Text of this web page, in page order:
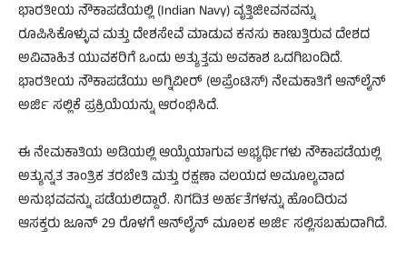
ಭಾರತೀಯ ನೌಕಾಪಡೆಯಲ್ಲಿ (Indian Navy) ವೃತ್ತಿಜೀವನವನ್ನು
ರೂಪಿಸಿಕೊಳ್ಳುವ ಮತ್ತು ದೇಶಸೇವೆ ಮಾಡುವ ಕನಸು ಕಾಣುತ್ತಿರುವ ದೇಶದ
ಅವಿವಾಹಿತ ಯುವಕರಿಗೆ ಒಂದು ಅತ್ಯುತ್ತಮ ಅವಕಾಶ ಒದಗಿಬಂದಿದೆ.
ಭಾರತೀಯ ನೌಕಾಪಡೆಯು ಅಗ್ನಿವೀರ್ (ಅಪ್ರೆಂಟಿಸ್) ನೇಮಕಾತಿಗೆ ಆನ್‌ಲೈನ್
ಅರ್ಜಿ ಸಲ್ಲಿಕೆ ಪ್ರಕ್ರಿಯೆಯನ್ನು ಆರಂಭಿಸಿದೆ.
ಈ ನೇಮಕಾತಿಯ ಅಡಿಯಲ್ಲಿ ಆಯ್ಕೆಯಾಗುವ ಅಭ್ಯರ್ಥಿಗಳು ನೌಕಾಪಡೆಯಲ್ಲಿ
ಅತ್ಯುನ್ನತ ತಾಂತ್ರಿಕ ತರಬೇತಿ ಮತ್ತು ರಕ್ಷಣಾ ವಲಯದ ಅಮೂಲ್ಯವಾದ
ಅನುಭವವನ್ನು ಪಡೆಯಲಿದ್ದಾರೆ. ನಿಗದಿತ ಅರ್ಹತೆಗಳನ್ನು ಹೊಂದಿರುವ
ಆಸಕ್ತರು ಜೂನ್ 29 ರೊಳಗೆ ಆನ್‌ಲೈನ್ ಮೂಲಕ ಅರ್ಜಿ ಸಲ್ಲಿಸಬಹುದಾಗಿದೆ.